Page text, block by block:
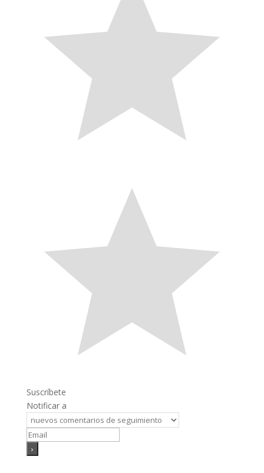
Suscríbete
Notificar a